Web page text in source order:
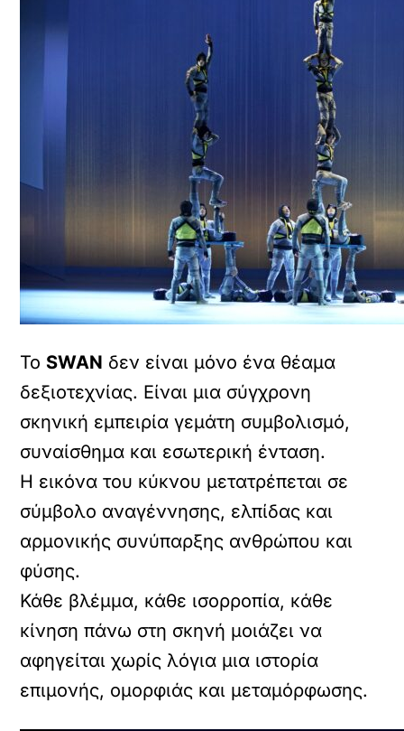
Το SWAN δεν είναι μόνο ένα θέαμα
δεξιοτεχνίας. Είναι μια σύγχρονη
σκηνική εμπειρία γεμάτη συμβολισμό,
συναίσθημα και εσωτερική ένταση.
Η εικόνα του κύκνου μετατρέπεται σε
σύμβολο αναγέννησης, ελπίδας και
αρμονικής συνύπαρξης ανθρώπου και
φύσης.
Κάθε βλέμμα, κάθε ισορροπία, κάθε
κίνηση πάνω στη σκηνή μοιάζει να
αφηγείται χωρίς λόγια μια ιστορία
επιμονής, ομορφιάς και μεταμόρφωσης.